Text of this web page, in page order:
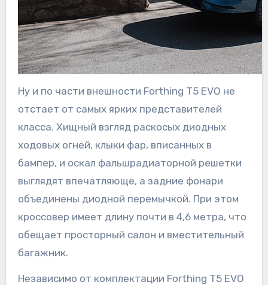
Ну и по части внешности Forthing T5 EVO не
отстает от самых ярких представителей
класса. Хищный взгляд раскосых диодных
ходовых огней, клыки фар, вписанных в
бампер, и оскал фальшрадиаторной решетки
выглядят впечатляюще, а задние фонари
объединены диодной перемычкой. При этом
кроссовер имеет длину почти в 4,6 метра, что
обещает просторный салон и вместительный
багажник.
Независимо от комплектации Forthing T5 EVO